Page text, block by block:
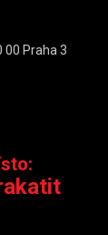
00 Praha 3